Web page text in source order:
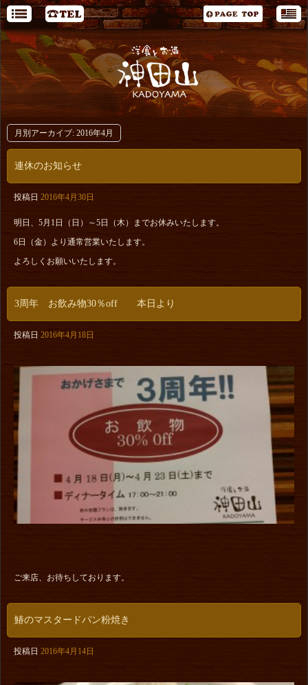
月別アーカイブ: 2016年4月
連休のお知らせ
投稿日 2016年4月30日
明日、5月1日（日）～5日（木）までお休みいたします。
6日（金）より通常営業いたします。
よろしくお願いいたします。
3周年 お飲み物30％off 本日より
投稿日 2016年4月18日
ご来店、お待ちしております。
鰆のマスタードパン粉焼き
投稿日 2016年4月14日